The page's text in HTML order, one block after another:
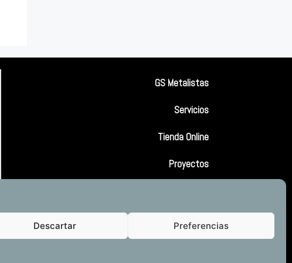
Descartar Preferencias
GS Metalistas
Servicios
Tienda Online
Proyectos